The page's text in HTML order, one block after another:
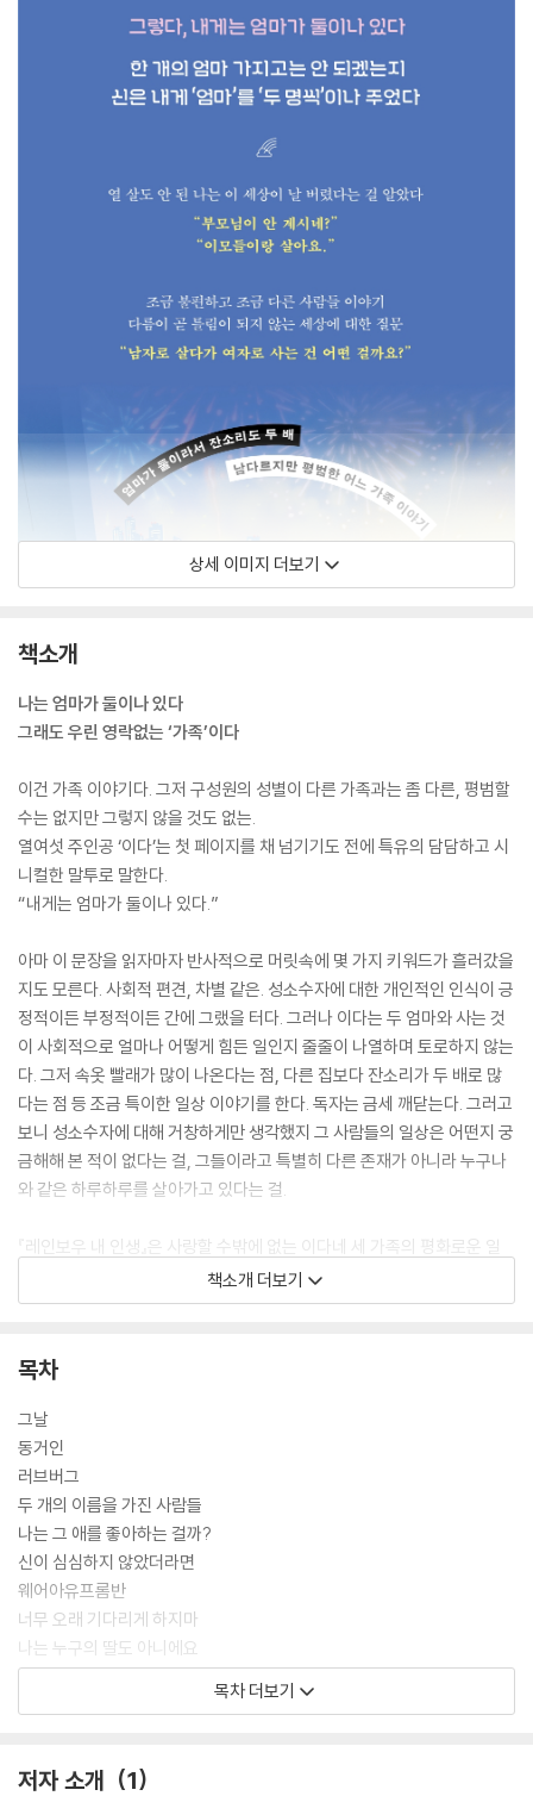
상세 이미지 더보기
책소개
나는 엄마가 둘이나 있다
그래도 우린 영락없는 ‘가족’이다
이건 가족 이야기다. 그저 구성원의 성별이 다른 가족과는 좀 다른, 평범할
수는 없지만 그렇지 않을 것도 없는.
열여섯 주인공 ‘이다’는 첫 페이지를 채 넘기기도 전에 특유의 담담하고 시
니컬한 말투로 말한다.
“내게는 엄마가 둘이나 있다.”
아마 이 문장을 읽자마자 반사적으로 머릿속에 몇 가지 키워드가 흘러갔을
지도 모른다. 사회적 편견, 차별 같은. 성소수자에 대한 개인적인 인식이 긍
정적이든 부정적이든 간에 그랬을 터다. 그러나 이다는 두 엄마와 사는 것
이 사회적으로 얼마나 어떻게 힘든 일인지 줄줄이 나열하며 토로하지 않는
다. 그저 속옷 빨래가 많이 나온다는 점, 다른 집보다 잔소리가 두 배로 많
다는 점 등 조금 특이한 일상 이야기를 한다. 독자는 금세 깨닫는다. 그러고
보니 성소수자에 대해 거창하게만 생각했지 그 사람들의 일상은 어떤지 궁
금해해 본 적이 없다는 걸, 그들이라고 특별히 다른 존재가 아니라 누구나
와 같은 하루하루를 살아가고 있다는 걸.
『레인보우 내 인생』은 사랑할 수밖에 없는 이다네 세 가족의 평화로운 일
상부터 나중에 벌어지는 큰 사건까지 찬찬히 들여다보면서 이들과 같은 소
수자들에 대해, 또 속칭 ‘정상 가족’이 아닌 가족에 대해 나는 어떻게 생각
책소개 더보기
목차
그날
동거인
러브버그
두 개의 이름을 가진 사람들
나는 그 애를 좋아하는 걸까?
신이 심심하지 않았더라면
웨어아유프롬반
너무 오래 기다리게 하지마
나는 누구의 딸도 아니에요
다른 방향을 향해서 달리는 사람들
목차 더보기
저자 소개 1